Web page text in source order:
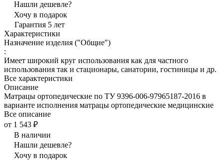
Нашли дешевле?
Хочу в подарок
Гарантия 5 лет
Характеристики
Назначение изделия ("Общие")
:
Имеет широкий круг использования как для частного
использования так и стационары, санатории, гостиницы и др.
Все характеристики
Описание
Матрацы ортопедические по ТУ 9396-006-97965187-2016 в
варианте исполнения матрацы ортопедические медицинские
Все описание
от 1 543 ₽
В наличии
Нашли дешевле?
Хочу в подарок